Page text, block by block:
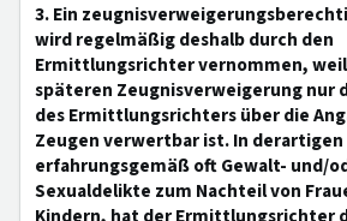
3. Ein
wird regelmäßig deshalb durch den
Ermittlungsrichter vernommen,
späteren Zeugnisverweigerung nur
des Ermittlungsrichters über die
Zeugen verwertbar ist. In derartigen
erfahrungsgemäß oft Gewalt- und/
Sexualdelikte zum Nachteil von